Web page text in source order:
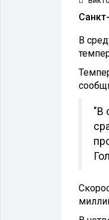
В
"В